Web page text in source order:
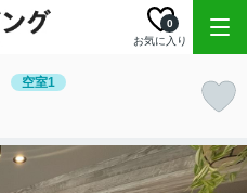
お気に入り
0
空室1